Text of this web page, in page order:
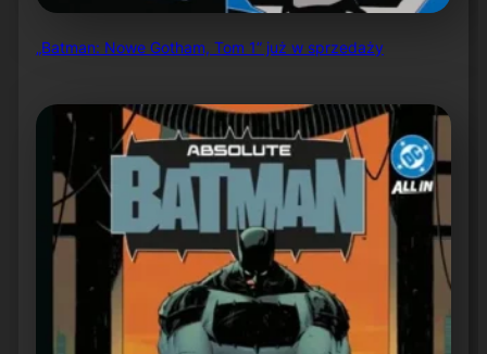
„Batman: Nowe Gotham, Tom 1” już w sprzedaży